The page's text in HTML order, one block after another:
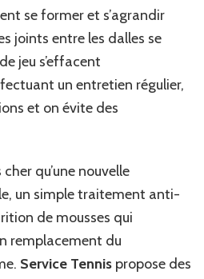
se former et s’agrandir
joints entre les dalles se
jeu s’effacent
un entretien régulier,
et on évite des
qu’une nouvelle
un simple traitement anti-
de mousses qui
remplacement du
Service Tennis propose des